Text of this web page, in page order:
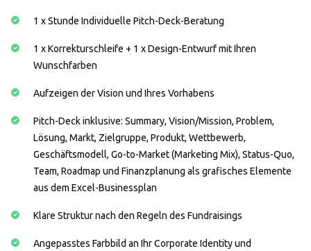
1 x Stunde Individuelle Pitch-Deck-Beratung
1 x Korrekturschleife + 1 x Design-Entwurf mit Ihren
Wunschfarben
Aufzeigen der Vision und Ihres Vorhabens
Pitch-Deck inklusive: Summary, Vision/Mission, Problem,
Lösung, Markt, Zielgruppe, Produkt, Wettbewerb,
Geschäftsmodell, Go-to-Market (Marketing Mix), Status-Quo,
Team, Roadmap und Finanzplanung als grafisches Elemente
aus dem Excel-Businessplan
Klare Struktur nach den Regeln des Fundraisings
Angepasstes Farbbild an Ihr Corporate Identity und